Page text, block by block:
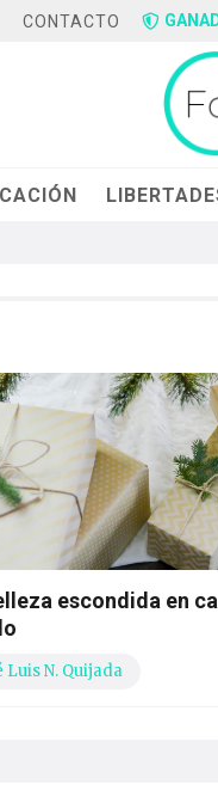
CONTACTO
escondida en
Luis N. Quijada